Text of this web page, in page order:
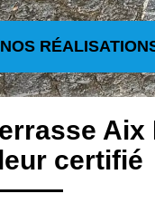
Aix
certifié